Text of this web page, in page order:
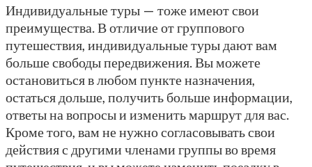
Индивидуальные туры — тоже имеют свои
преимущества. В отличие от группового
путешествия, индивидуальные туры дают вам
больше свободы передвижения. Вы можете
остановиться в любом пункте назначения,
остаться дольше, получить больше информации,
ответы на вопросы и изменить маршрут для вас.
Кроме того, вам не нужно согласовывать свои
действия с другими членами группы во время